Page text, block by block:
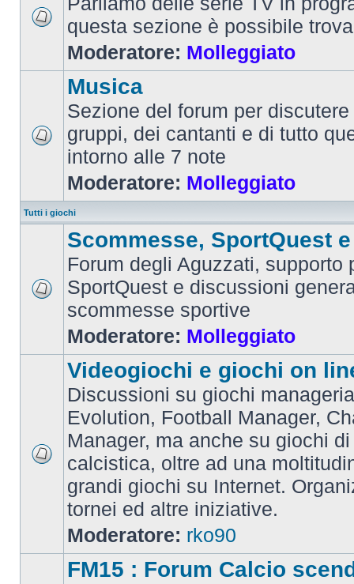
questa sezione è possibile
Moderatore: Molleggiato
Musica
Sezione del forum per
gruppi, dei cantanti e di tutto
intorno alle 7 note
Moderatore: Molleggiato
Tutti i giochi
Scommesse, SportQuest
Forum degli Aguzzati, supporto
SportQuest e discussioni
scommesse sportive
Moderatore: Molleggiato
Videogiochi e giochi on
Discussioni su giochi
Evolution, Football Manager,
Manager, ma anche su giochi
calcistica, oltre ad una
grandi giochi su Internet.
tornei ed altre iniziative.
Moderatore: rko90
FM15 : Forum Calcio